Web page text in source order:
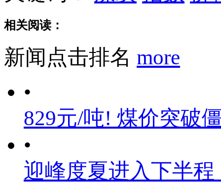
相关阅读：
新闻点击排名 more
•
829元/吨! 煤价突破
•
迎峰度夏进入下半